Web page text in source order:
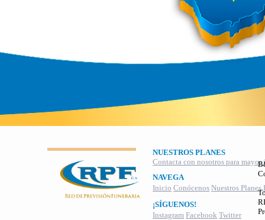
NUESTROS PLANES
Contacta con nosotros para
NAVEGA
Inicio Conócenos Nuestros Planes
¡SÍGUENOS!
Instagram Facebook Twitter